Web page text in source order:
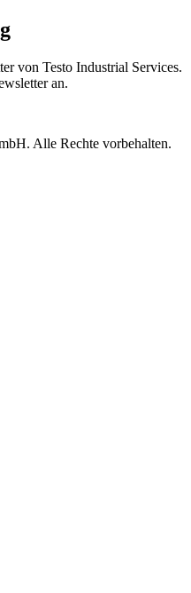
von Testo Industrial Services.
an.
Alle Rechte vorbehalten.